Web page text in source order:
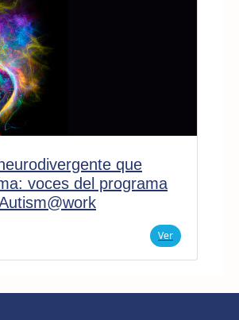
que
voces del programa
Ver